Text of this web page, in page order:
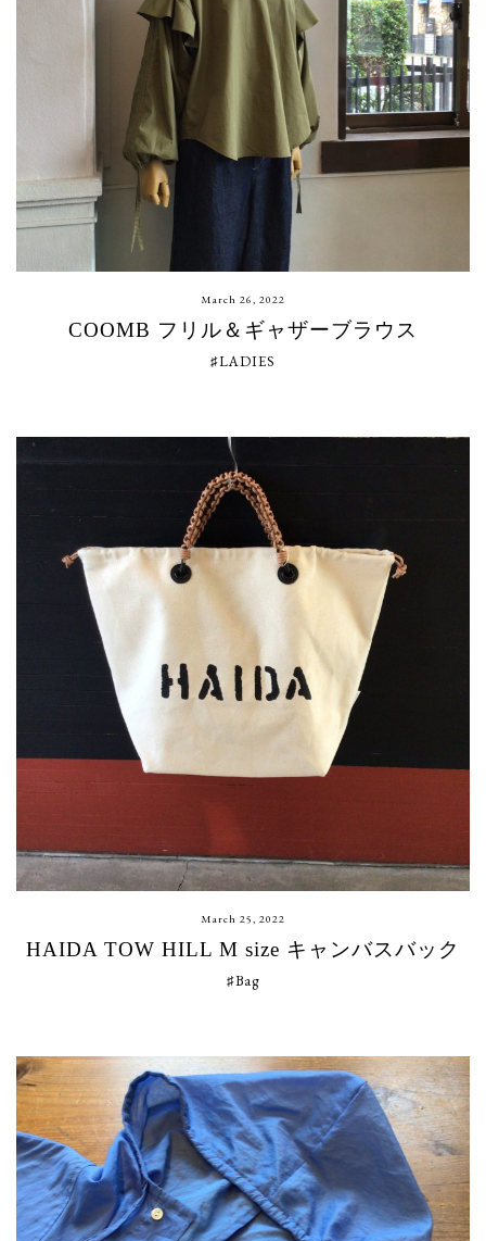
March 26, 2022
COOMB フリル＆ギャザーブラウス
♯LADIES
March 25, 2022
HAIDA TOW HILL M size キャンバスバック
♯Bag